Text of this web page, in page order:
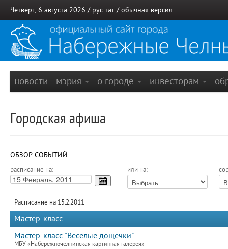
Четверг, 6 августа 2026 / рус тат / обычная версия
новости мэрия о городе инвесторам
Городская афиша
ОБЗОР СОБЫТИЙ
расписание на: или на:
Расписание на 15.2.2011
Мастер-класс
Мастер-класс "Веселые дощечки"
МБУ «Набережночелнинская картинная галерея»